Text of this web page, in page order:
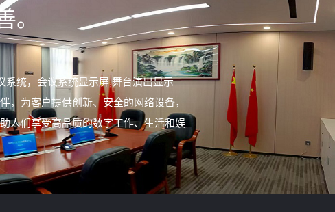
统，会议系统显示屏,舞台演出显示
为客户提供创新、安全的网络设备，
人们享受高品质的数字工作、生活和娱